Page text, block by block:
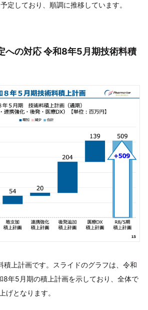
定しており、順調に推移しています。
への対応 令和8年5月期技術料積
積上計画です。スライドのグラフは、令和
8年5月期の積上計画を示しており、全体で
げとなります。